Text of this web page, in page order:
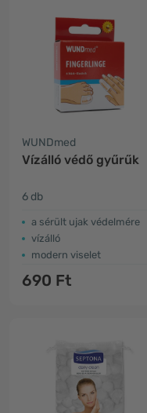
WUNDmed
Vízálló védő gyűrűk
6 db
a sérült ujak védelmére
vízálló
modern viselet
690 Ft